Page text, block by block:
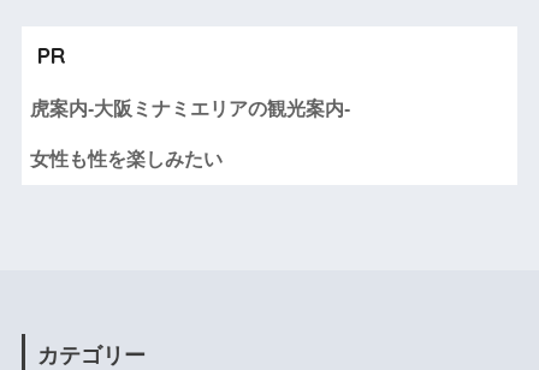
PR
虎案内-大阪ミナミエリアの観光案内-
女性も性を楽しみたい
カテゴリー